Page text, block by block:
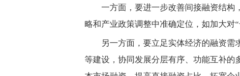
一方面，要进一步改善间接融资结构
略和产业政策调整中准确定位，如加大对
另一方面，要立足实体经济的融资
等建设，协同发展分层有序、功能互补